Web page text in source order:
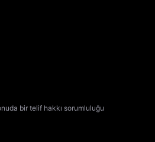
bir telif hakkı sorumluluğu